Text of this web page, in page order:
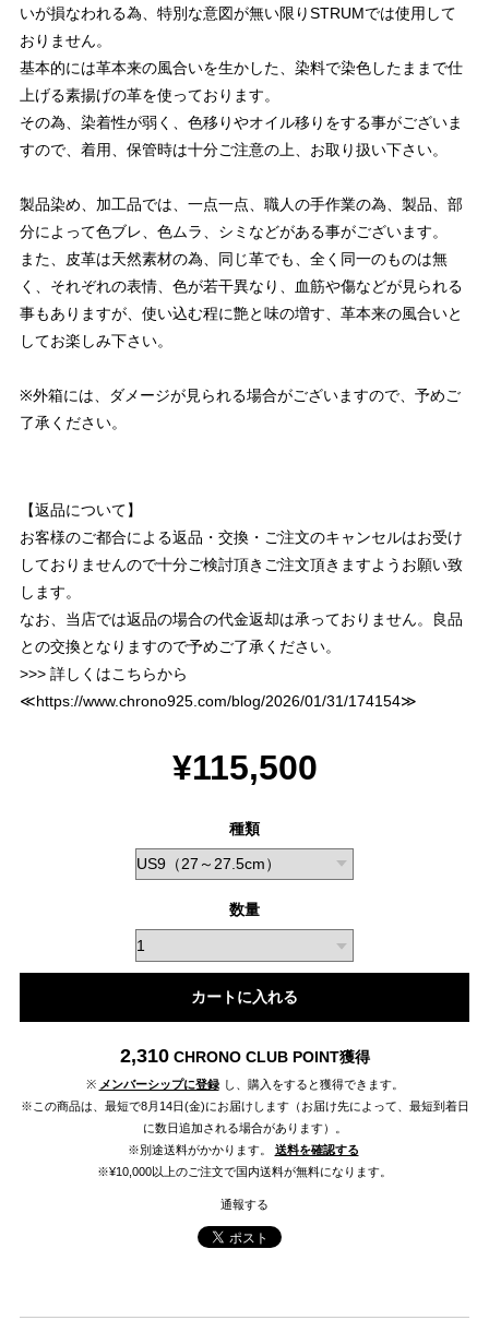
いが損なわれる為、特別な意図が無い限りSTRUMでは使用して
おりません。
基本的には革本来の風合いを生かした、染料で染色したままで仕
上げる素揚げの革を使っております。
その為、染着性が弱く、色移りやオイル移りをする事がございま
すので、着用、保管時は十分ご注意の上、お取り扱い下さい。
製品染め、加工品では、一点一点、職人の手作業の為、製品、部
分によって色ブレ、色ムラ、シミなどがある事がございます。
また、皮革は天然素材の為、同じ革でも、全く同一のものは無
く、それぞれの表情、色が若干異なり、血筋や傷などが見られる
事もありますが、使い込む程に艶と味の増す、革本来の風合いと
してお楽しみ下さい。
※外箱には、ダメージが見られる場合がございますので、予めご
了承ください。
【返品について】
お客様のご都合による返品・交換・ご注文のキャンセルはお受け
しておりませんので十分ご検討頂きご注文頂きますようお願い致
します。
なお、当店では返品の場合の代金返却は承っておりません。良品
との交換となりますので予めご了承ください。
>>> 詳しくはこちらから
≪https://www.chrono925.com/blog/2026/01/31/174154≫
¥115,500
種類
数量
カートに入れる
2,310 CHRONO CLUB POINT獲得
※ メンバーシップに登録 し、購入をすると獲得できます。
※この商品は、最短で8月14日(金)にお届けします（お届け先によって、最短到着日
に数日追加される場合があります）。
※別途送料がかかります。
送料を確認する
※¥10,000以上のご注文で国内送料が無料になります。
通報する